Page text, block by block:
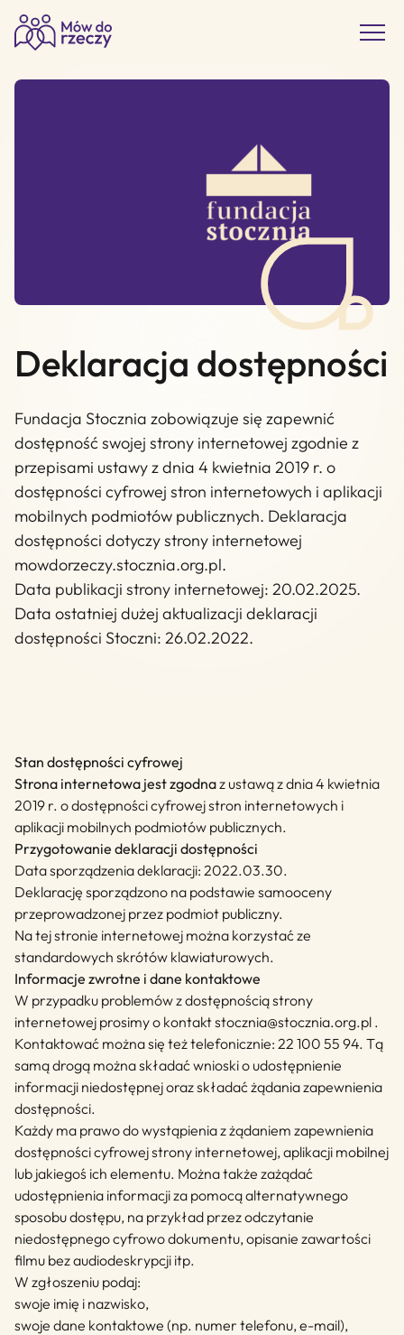
Deklaracja dostępności
Fundacja Stocznia zobowiązuje się zapewnić
dostępność swojej strony internetowej zgodnie z
przepisami ustawy z dnia 4 kwietnia 2019 r. o
dostępności cyfrowej stron internetowych i aplikacji
mobilnych podmiotów publicznych. Deklaracja
dostępności dotyczy strony internetowej
mowdorzeczy.stocznia.org.pl.
Data publikacji strony internetowej: 20.02.2025.
Data ostatniej dużej aktualizacji deklaracji
dostępności Stoczni: 26.02.2022.
Stan dostępności cyfrowej
Strona internetowa jest zgodnaz ustawą z dnia 4 kwietnia
2019 r. o dostępności cyfrowej stron internetowych i
aplikacji mobilnych podmiotów publicznych.
Przygotowanie deklaracji dostępności
Data sporządzenia deklaracji: 2022.03.30.
Deklarację sporządzono na podstawie samooceny
przeprowadzonej przez podmiot publiczny.
Na tej stronie internetowej można korzystać ze
standardowych skrótów klawiaturowych.
Informacje zwrotne i dane kontaktowe
W przypadku problemów z dostępnością strony
internetowej prosimy o kontaktstocznia@stocznia.org.pl .
Kontaktować można się też telefonicznie: 22 100 55 94. Tą
samą drogą można składać wnioski o udostępnienie
informacji niedostępnej oraz składać żądania zapewnienia
dostępności.
Każdy ma prawo do wystąpienia z żądaniem zapewnienia
dostępności cyfrowej strony internetowej, aplikacji mobilnej
lub jakiegoś ich elementu. Można także zażądać
udostępnienia informacji za pomocą alternatywnego
sposobu dostępu, na przykład przez odczytanie
niedostępnego cyfrowo dokumentu, opisanie zawartości
filmu bez audiodeskrypcji itp.
W zgłoszeniu podaj:
swoje imię i nazwisko,
swoje dane kontaktowe (np. numer telefonu, e-mail),